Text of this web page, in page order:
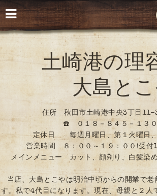
土崎港の理
大島と
住所 秋田市土崎港中央3丁
☎️ ０１８－８４５－１３０
定休日 毎週月曜日、第１火曜日、
営業時間 ８：００～１９：００(受付
メインメニュー カット、顔剃り、白髪染
当店、大島とこやは明治中頃からの開業で老
す。私で4代目になります。現在、母親と２人